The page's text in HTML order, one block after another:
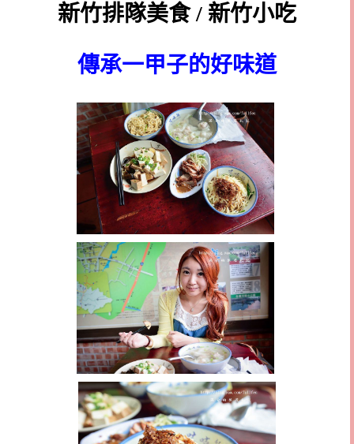
新竹排隊美食 / 新竹小吃
傳承一甲子的好味道